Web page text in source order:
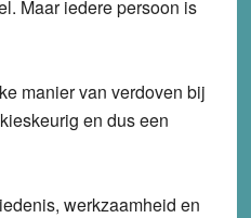
Maar iedere persoon is
manier van verdoven bij
en dus een
werkzaamheid en